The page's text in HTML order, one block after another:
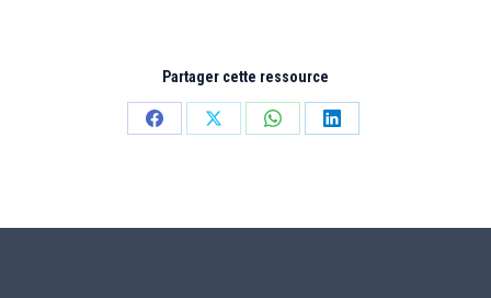
Partager cette ressource
PartagerPartagerPartagerPartager